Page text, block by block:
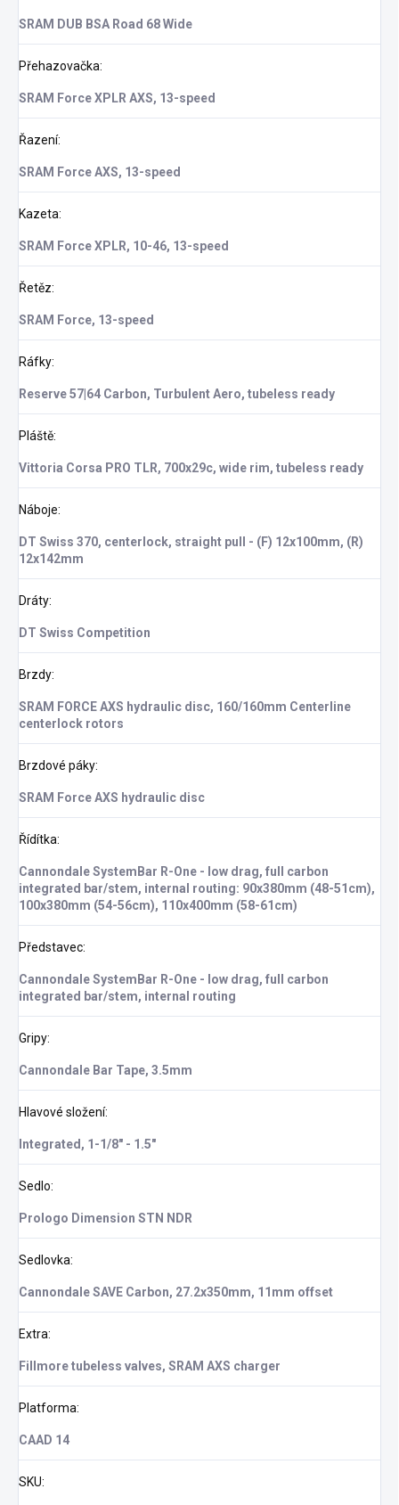
SRAM DUB BSA Road 68 Wide
Přehazovačka:
SRAM Force XPLR AXS, 13-speed
Řazení:
SRAM Force AXS, 13-speed
Kazeta:
SRAM Force XPLR, 10-46, 13-speed
Řetěz:
SRAM Force, 13-speed
Ráfky:
Reserve 57|64 Carbon, Turbulent Aero, tubeless ready
Pláště:
Vittoria Corsa PRO TLR, 700x29c, wide rim, tubeless ready
Náboje:
DT Swiss 370, centerlock, straight pull - (F) 12x100mm, (R)
12x142mm
Dráty:
DT Swiss Competition
Brzdy:
SRAM FORCE AXS hydraulic disc, 160/160mm Centerline
centerlock rotors
Brzdové páky:
SRAM Force AXS hydraulic disc
Řídítka:
Cannondale SystemBar R-One - low drag, full carbon
integrated bar/stem, internal routing: 90x380mm (48-51cm),
100x380mm (54-56cm), 110x400mm (58-61cm)
Představec:
Cannondale SystemBar R-One - low drag, full carbon
integrated bar/stem, internal routing
Gripy:
Cannondale Bar Tape, 3.5mm
Hlavové složení:
Integrated, 1-1/8" - 1.5"
Sedlo:
Prologo Dimension STN NDR
Sedlovka:
Cannondale SAVE Carbon, 27.2x350mm, 11mm offset
Extra:
Fillmore tubeless valves, SRAM AXS charger
Platforma:
CAAD 14
SKU: